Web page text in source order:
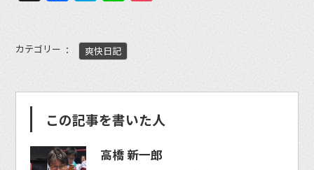
カテゴリー 爽快日記
この記事を書いた人
高橋 新一郎